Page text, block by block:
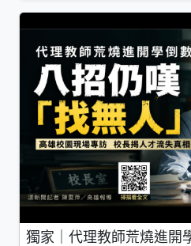
獨家｜代理教師荒燒進